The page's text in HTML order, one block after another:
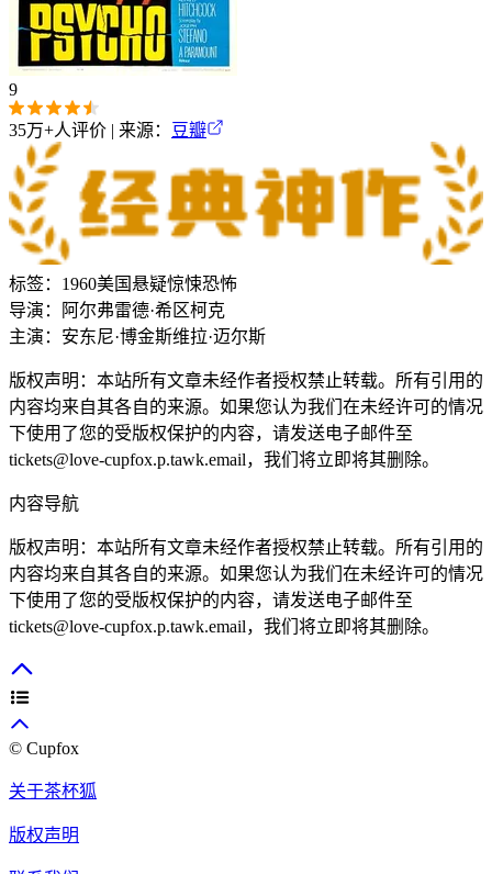
9
35万+人评价 | 来源： 豆瓣
标签： 1960美国 悬疑惊悚恐怖
导演：
阿尔弗雷德·希区柯克
主演： 安东尼·博金斯维拉·迈尔斯
版权声明：本站所有文章未经作者授权禁止转载。所有引用的
内容均来自其各自的来源。如果您认为我们在未经许可的情况
下使用了您的受版权保护的内容，请发送电子邮件至
tickets@love-cupfox.p.tawk.email，我们将立即将其删除。
内容导航
版权声明：本站所有文章未经作者授权禁止转载。所有引用的
内容均来自其各自的来源。如果您认为我们在未经许可的情况
下使用了您的受版权保护的内容，请发送电子邮件至
tickets@love-cupfox.p.tawk.email，我们将立即将其删除。
© Cupfox
关于茶杯狐
版权声明